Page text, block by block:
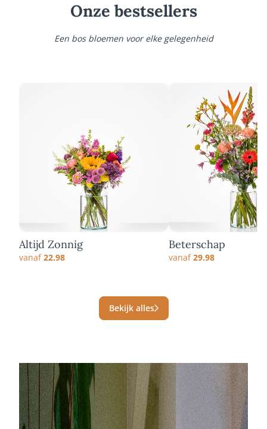
Onze bestsellers
Een bos bloemen voor elke gelegenheid
Altijd Zonnig
vanaf22.98
Beterschap
vanaf29.98
Bekijk alles